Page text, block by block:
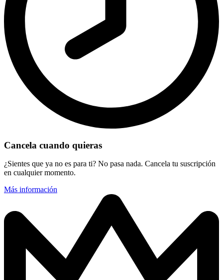
Cancela cuando quieras
¿Sientes que ya no es para ti? No pasa nada. Cancela tu suscripción
en cualquier momento.
Más información